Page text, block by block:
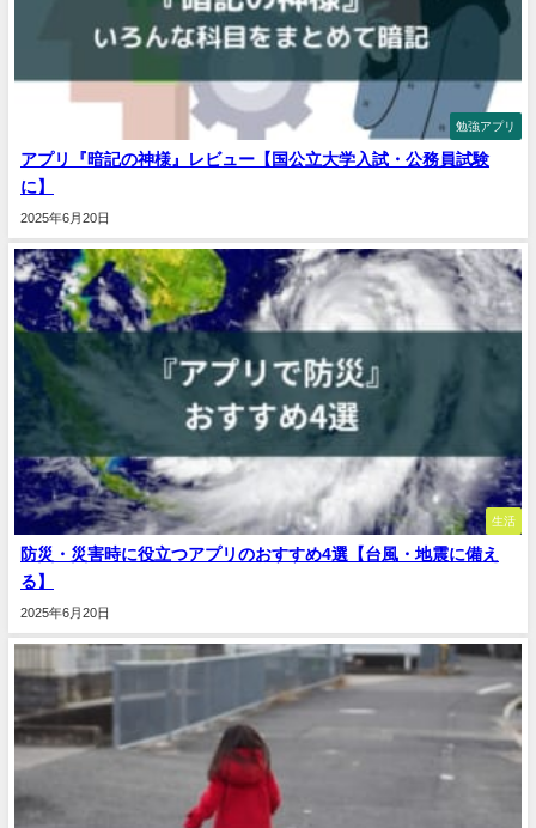
勉強アプリ
アプリ『暗記の神様』レビュー【国公立大学入試・公務員試験
に】
2025年6月20日
生活
防災・災害時に役立つアプリのおすすめ4選【台風・地震に備え
る】
2025年6月20日